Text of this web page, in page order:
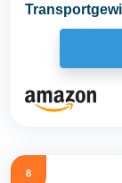
Putzwagen
8